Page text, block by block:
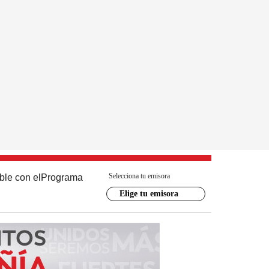
con el Programa Selecciona tu emisora
Elige tu emisora